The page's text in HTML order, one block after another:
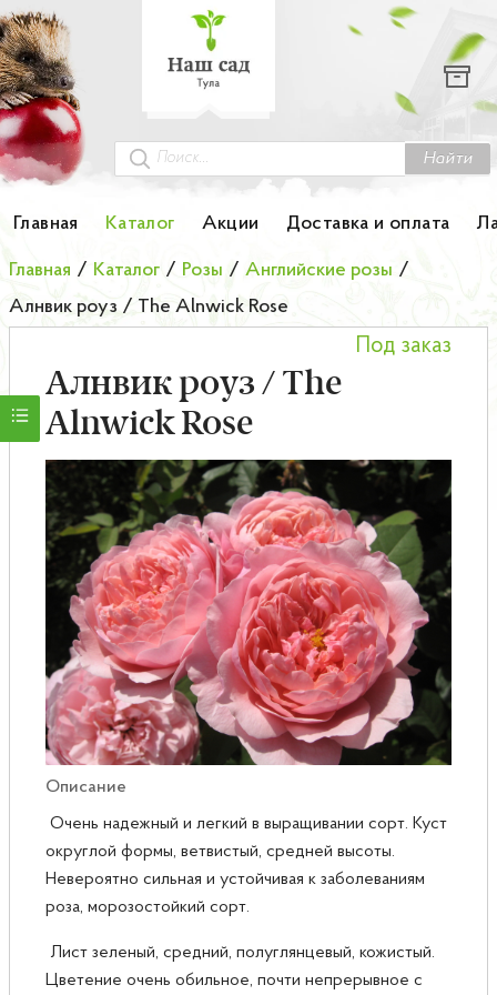
Найти
Главная Каталог Акции Доставка и оплата
Каталог
Гортензии
Грунты
Колоновидные деревья
Лук-севок
Малина
Мини-деревья
НОВИНКА Английские и Японские розы
Саженцы плодовые
Главная / Каталог / Розы / Английские розы /
Алнвик роуз / The Alnwick Rose
Алнвик роуз / The
Alnwick Rose
Под заказ
Описание
Очень надежный и легкий в выращивании сорт. Куст
округлой формы, ветвистый, средней высоты.
Невероятно сильная и устойчивая к заболеваниям
роза, морозостойкий сорт.
Лист зеленый, средний, полуглянцевый, кожистый.
Цветение очень обильное, почти непрерывное с